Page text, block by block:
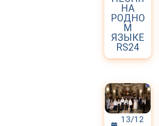
НА
РОДНО
М
ЯЗЫКЕ
RS24
13/12